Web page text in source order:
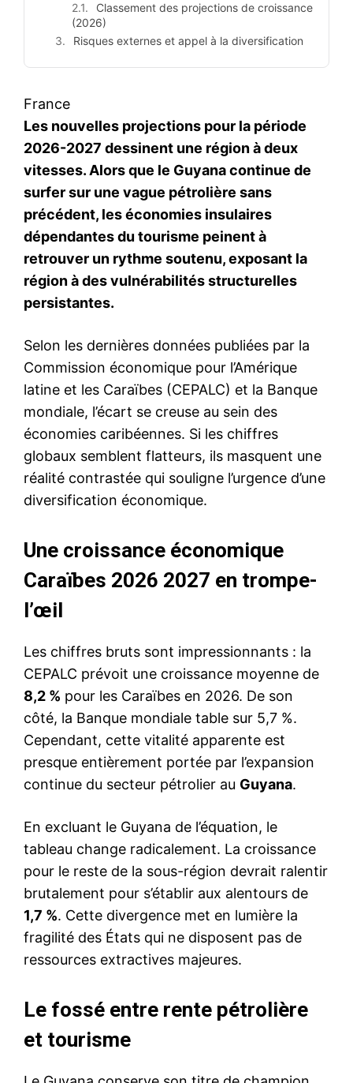
Classement des projections de croissance
(2026)
Risques externes et appel à la diversification
France
Les nouvelles projections pour la période
2026-2027 dessinent une région à deux
vitesses. Alors que le Guyana continue de
surfer sur une vague pétrolière sans
précédent, les économies insulaires
dépendantes du tourisme peinent à
retrouver un rythme soutenu, exposant la
région à des vulnérabilités structurelles
persistantes.
Selon les dernières données publiées par la
Commission économique pour l’Amérique
latine et les Caraïbes (CEPALC) et la Banque
mondiale, l’écart se creuse au sein des
économies caribéennes. Si les chiffres
globaux semblent flatteurs, ils masquent une
réalité contrastée qui souligne l’urgence d’une
diversification économique.
Une croissance économique
Caraïbes 2026 2027 en trompe-
l’œil
Les chiffres bruts sont impressionnants : la
CEPALC prévoit une croissance moyenne de
8,2 % pour les Caraïbes en 2026. De son
côté, la Banque mondiale table sur 5,7 %.
Cependant, cette vitalité apparente est
presque entièrement portée par l’expansion
continue du secteur pétrolier au Guyana.
En excluant le Guyana de l’équation, le
tableau change radicalement. La croissance
pour le reste de la sous-région devrait ralentir
brutalement pour s’établir aux alentours de
1,7 %. Cette divergence met en lumière la
fragilité des États qui ne disposent pas de
ressources extractives majeures.
Le fossé entre rente pétrolière
et tourisme